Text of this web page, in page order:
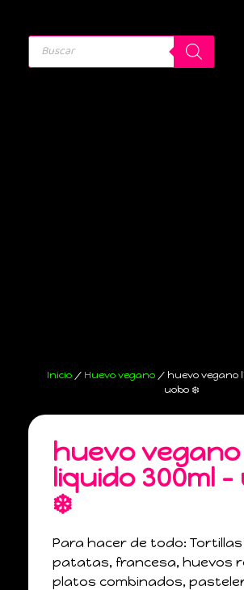
Inicio / Huevo vegano / huevo vegano
uobo ❄️
huevo vegano
liquido 300ml
❄️
Para hacer de todo: Tortillas
patatas, francesa, huevos
platos combinados,